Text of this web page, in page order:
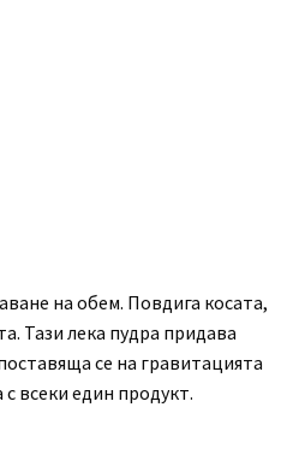
на обем. Повдига косата,
Тази лека пудра придава
се на гравитацията
всеки един продукт.